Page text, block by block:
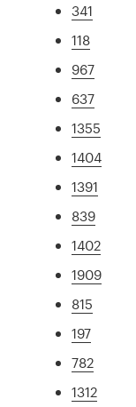
341
118
967
637
1355
1404
1391
839
1402
1909
815
197
782
1312